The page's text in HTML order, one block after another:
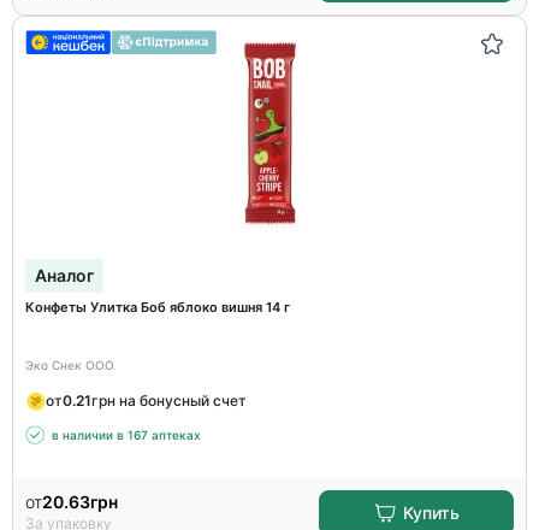
Аналог
Конфеты Улитка Боб яблоко вишня 14 г
Эко Снек ООО
от0.21грн на бонусный счет
в наличии в 167 аптеках
от20.63грн
За упаковку
Купить